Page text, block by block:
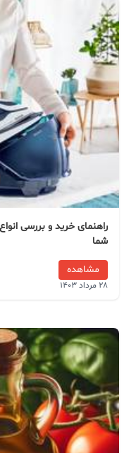
راهنمای خرید و بررسی
شما
مشاهده
28 مرداد 1403